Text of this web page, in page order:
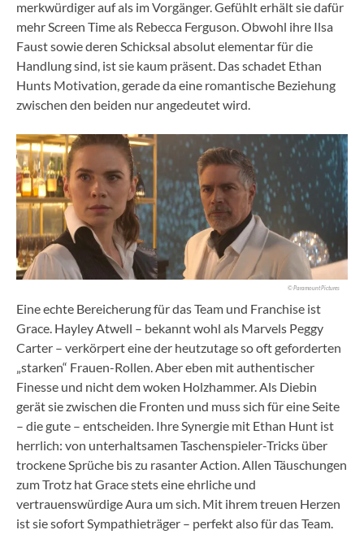
merkwürdiger auf als im Vorgänger. Gefühlt erhält sie dafür
mehr Screen Time als Rebecca Ferguson. Obwohl ihre Ilsa
Faust sowie deren Schicksal absolut elementar für die
Handlung sind, ist sie kaum präsent. Das schadet Ethan
Hunts Motivation, gerade da eine romantische Beziehung
zwischen den beiden nur angedeutet wird.
© Paramount Pictures
Eine echte Bereicherung für das Team und Franchise ist
Grace. Hayley Atwell – bekannt wohl als Marvels Peggy
Carter – verkörpert eine der heutzutage so oft geforderten
„starken“ Frauen-Rollen. Aber eben mit authentischer
Finesse und nicht dem woken Holzhammer. Als Diebin
gerät sie zwischen die Fronten und muss sich für eine Seite
– die gute – entscheiden. Ihre Synergie mit Ethan Hunt ist
herrlich: von unterhaltsamen Taschenspieler-Tricks über
trockene Sprüche bis zu rasanter Action. Allen Täuschungen
zum Trotz hat Grace stets eine ehrliche und
vertrauenswürdige Aura um sich. Mit ihrem treuen Herzen
ist sie sofort Sympathieträger – perfekt also für das Team.